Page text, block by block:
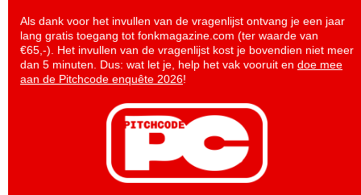
Als dank voor het invullen van de vragenlijst ontvang je een jaar
lang gratis toegang tot fonkmagazine.com (ter waarde van
€65,-). Het invullen van de vragenlijst kost je bovendien niet meer
dan 5 minuten. Dus: wat let je, help het vak vooruit en doe mee
aan de Pitchcode enquête 2026!